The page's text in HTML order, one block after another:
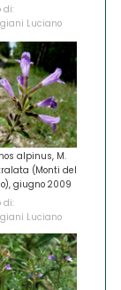
di:
Luciano
alpinus, M.
(Monti del
giugno 2009
di:
Luciano